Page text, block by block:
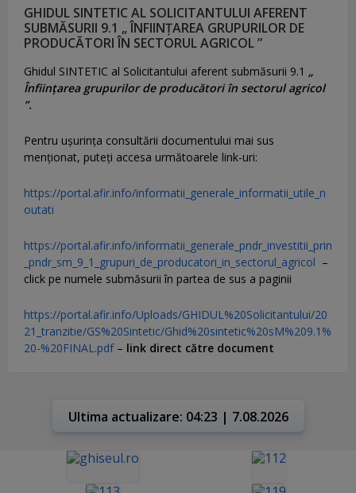
GHIDUL SINTETIC AL SOLICITANTULUI AFERENT
SUBMĂSURII 9.1 „ ÎNFIINȚAREA GRUPURILOR DE
PRODUCĂTORI ÎN SECTORUL AGRICOL ”
Ghidul SINTETIC al Solicitantului aferent submăsurii 9.1 „
Înființarea grupurilor de producători în sectorul agricol
”.
Pentru uşurinţa consultării documentului mai sus
menţionat, puteţi accesa următoarele link-uri:
https://portal.afir.info/informatii_generale_informatii_utile_n
outati
https://portal.afir.info/informatii_generale_pndr_investitii_prin
_pndr_sm_9_1_grupuri_de_producatori_in_sectorul_agricol –
click pe numele submăsurii în partea de sus a paginii
https://portal.afir.info/Uploads/GHIDUL%20Solicitantului/20
21_tranzitie/GS%20Sintetic/Ghid%20sintetic%20sM%209.1%
20-%20FINAL.pdf– link direct către document
Ultima actualizare: 04:23 | 7.08.2026